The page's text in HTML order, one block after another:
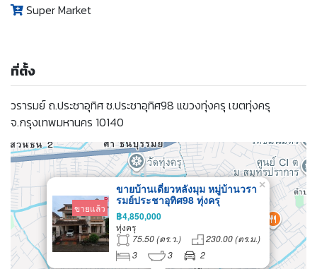
Super Market
ที่ตั้ง
วรารมย์ ถ.ประชาอุทิศ ซ.ประชาอุทิศ98 แขวงทุ่งครุ เขตทุ่งครุ
จ.กรุงเทพมหานคร 10140
ขายแล้ว
ขายบ้านเดี่ยวหลังมุม หมู่บ้านวรา
รมย์ประชาอุทิศ98 ทุ่งครุ
฿4,850,000
ทุ่งครุ
75.50 (ตร.ว.)
230.00 (ตร.ม.)
3
3 2
×